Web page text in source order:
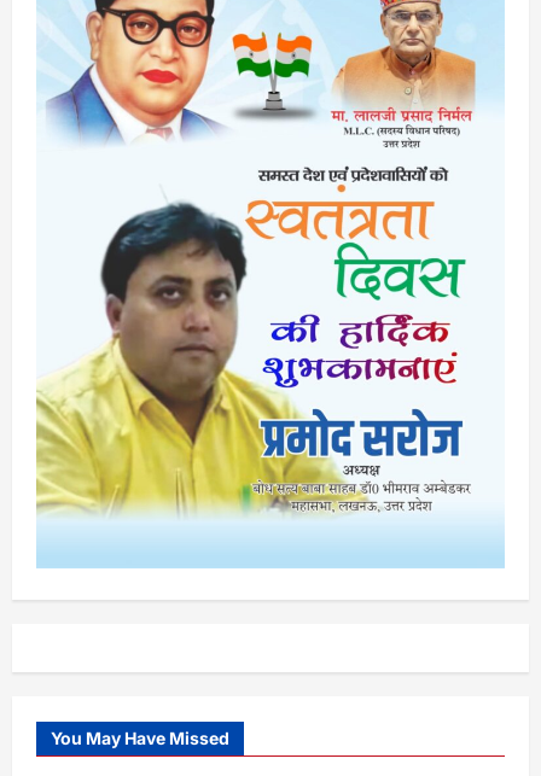
You May Have Missed